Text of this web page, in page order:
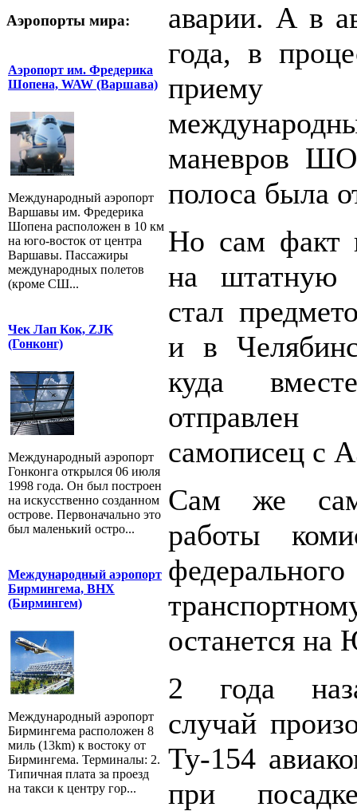
Аэропорты мира:
Аэропорт им. Фредерика
Шопена, WAW (Варшава)
Международный аэропорт
Варшавы им. Фредерика
Шопена расположен в 10 км
на юго-восток от центра
Варшавы. Пассажиры
международных полетов
(кроме СШ...
Чек Лап Кок, ZJK
(Гонконг)
Международный аэропорт
Гонконга открылся 06 июля
1998 года. Он был построен
на искусственно созданном
острове. Первоначально это
был маленький остро...
Международный аэропорт
Бирмингема, BHX
(Бирмингем)
Международный аэропорт
Бирмингема расположен 8
миль (13km) к востоку от
Бирмингема. Терминалы: 2.
Типичная плата за проезд
на такси к центру гор...
аварии. А в
года, в
приему
маневров
полоса была
Но сам факт
на штатную
стал
и в
куда
самописец с
Сам же
работы
останется
2 года
случай
Ту-154
при